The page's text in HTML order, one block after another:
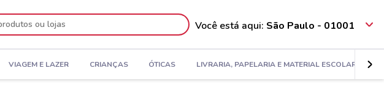
Você está aqui: São Paulo - 01001
VIAGEM E LAZER CRIANÇAS ÓTICAS LIVRARIA, PAPELARIA E MATERIAL ESCOLAR